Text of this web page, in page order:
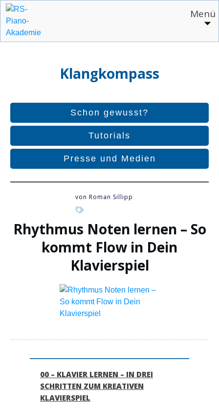
Menü
Klangkompass
Schon gewusst?
Tutorials
Presse und Medien
von Roman Sillipp
Rhythmus Noten lernen – So
kommt Flow in Dein
Klavierspiel
00 – KLAVIER LERNEN – IN DREI
SCHRITTEN ZUM KREATIVEN
KLAVIERSPIEL